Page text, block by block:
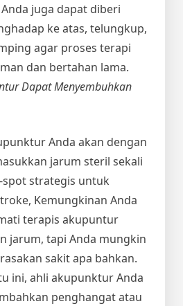
juga dapat diberi
ke atas, telungkup,
agar proses terapi
dan bertahan lama.
Dapat Menyembuhkan
Anda akan dengan
jarum steril sekali
strategis untuk
Kemungkinan Anda
terapis akupuntur
jarum, tapi Anda mungkin
sakit apa bahkan.
ini, ahli akupunktur Anda
penghangat atau